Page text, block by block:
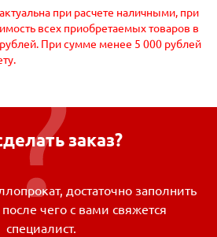
при расчете наличными, при
всех приобретаемых товаров в
При сумме менее 5 000 рублей
заказ?
достаточно заполнить
чего с вами свяжется
специалист.